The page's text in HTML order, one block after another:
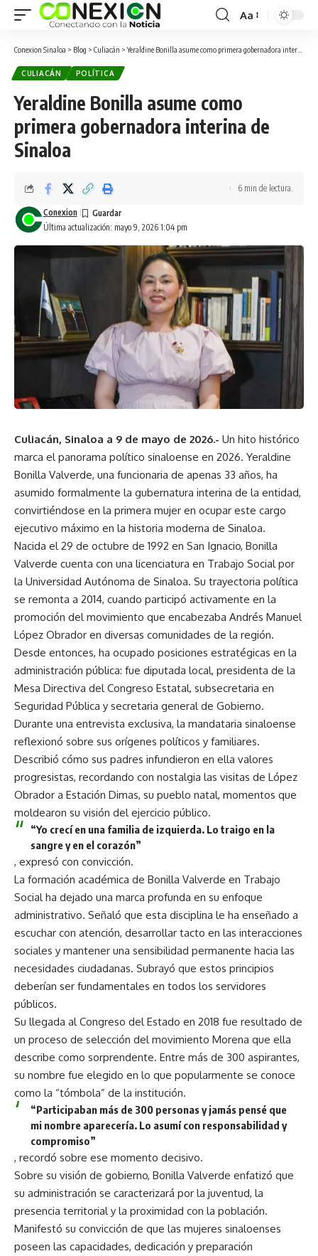
Aa
Conexion Sinaloa > Blog > Culiacán >Yeraldine Bonilla asume como primera gobernadora interina de Sinaloa
CULIACÁN POLÍTICA
Yeraldine Bonilla asume como
primera gobernadora interina de
Sinaloa
Última actualización: mayo 9, 2026 1:04 pm
Conexion
6 min de lectura.
Culiacán, Sinaloa a 9 de mayo de 2026.- Un hito histórico
marca el panorama político sinaloense en 2026. Yeraldine
Bonilla Valverde, una funcionaria de apenas 33 años, ha
asumido formalmente la gubernatura interina de la entidad,
convirtiéndose en la primera mujer en ocupar este cargo
ejecutivo máximo en la historia moderna de Sinaloa.
Nacida el 29 de octubre de 1992 en San Ignacio, Bonilla
Valverde cuenta con una licenciatura en Trabajo Social por
la Universidad Autónoma de Sinaloa. Su trayectoria política
se remonta a 2014, cuando participó activamente en la
promoción del movimiento que encabezaba Andrés Manuel
López Obrador en diversas comunidades de la región.
Desde entonces, ha ocupado posiciones estratégicas en la
administración pública: fue diputada local, presidenta de la
Mesa Directiva del Congreso Estatal, subsecretaria en
Seguridad Pública y secretaria general de Gobierno.
Durante una entrevista exclusiva, la mandataria sinaloense
reflexionó sobre sus orígenes políticos y familiares.
Describió cómo sus padres infundieron en ella valores
progresistas, recordando con nostalgia las visitas de López
Obrador a Estación Dimas, su pueblo natal, momentos que
moldearon su visión del ejercicio público.
“Yo crecí en una familia de izquierda. Lo traigo en la
sangre y en el corazón”
, expresó con convicción.
La formación académica de Bonilla Valverde en Trabajo
Social ha dejado una marca profunda en su enfoque
administrativo. Señaló que esta disciplina le ha enseñado a
escuchar con atención, desarrollar tacto en las interacciones
sociales y mantener una sensibilidad permanente hacia las
necesidades ciudadanas. Subrayó que estos principios
deberían ser fundamentales en todos los servidores
públicos.
Su llegada al Congreso del Estado en 2018 fue resultado de
un proceso de selección del movimiento Morena que ella
describe como sorprendente. Entre más de 300 aspirantes,
su nombre fue elegido en lo que popularmente se conoce
como la “tómbola” de la institución.
“Participaban más de 300 personas y jamás pensé que
mi nombre aparecería. Lo asumí con responsabilidad y
compromiso”
, recordó sobre ese momento decisivo.
Sobre su visión de gobierno, Bonilla Valverde enfatizó que
su administración se caracterizará por la juventud, la
presencia territorial y la proximidad con la población.
Manifestó su convicción de que las mujeres sinaloenses
poseen las capacidades, dedicación y preparación